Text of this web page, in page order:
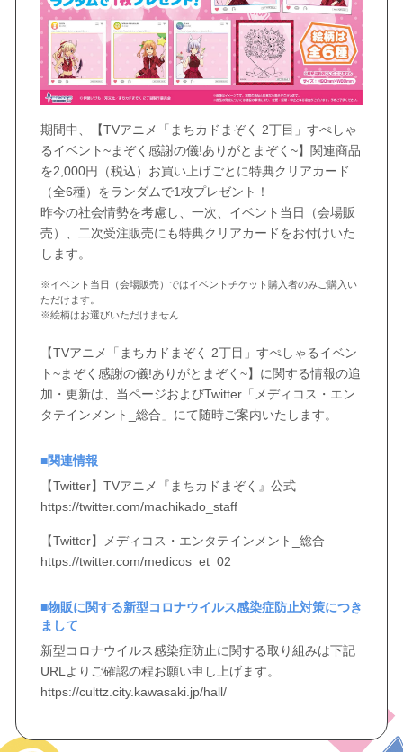
期間中、【TVアニメ「まちカドまぞく 2丁目」すぺしゃ
るイベント~まぞく感謝の儀!ありがとまぞく~】関連商品
を2,000円（税込）お買い上げごとに特典クリアカード
（全6種）をランダムで1枚プレゼント！
昨今の社会情勢を考慮し、一次、イベント当日（会場販
売）、二次受注販売にも特典クリアカードをお付けいた
します。
※イベント当日（会場販売）ではイベントチケット購入者のみご購入い
ただけます。
※絵柄はお選びいただけません
【TVアニメ「まちカドまぞく 2丁目」すぺしゃるイベン
ト~まぞく感謝の儀!ありがとまぞく~】に関する情報の追
加・更新は、当ページおよびTwitter「メディコス・エン
タテインメント_総合」にて随時ご案内いたします。
■関連情報
【Twitter】TVアニメ『まちカドまぞく』公式
https://twitter.com/machikado_staff
【Twitter】メディコス・エンタテインメント_総合
https://twitter.com/medicos_et_02
■物販に関する新型コロナウイルス感染症防止対策につき
まして
新型コロナウイルス感染症防止に関する取り組みは下記
URLよりご確認の程お願い申し上げます。
https://culttz.city.kawasaki.jp/hall/